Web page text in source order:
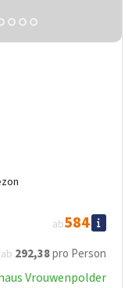
ab 292,38pro Person
ab584
Vrouwenpolder